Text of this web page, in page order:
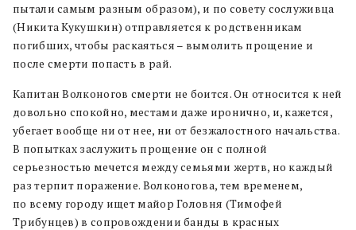
пытали самым разным образом), и по совету сослуживца
(Никита Кукушкин) отправляется к родственникам
погибших, чтобы раскаяться – вымолить прощение и
после смерти попасть в рай.
Капитан Волконогов смерти не боится. Он относится к ней
довольно спокойно, местами даже иронично, и, кажется,
убегает вообще ни от нее, ни от безжалостного начальства.
В попытках заслужить прощение он с полной
серьезностью мечется между семьями жертв, но каждый
раз терпит поражение. Волконогова, тем временем,
по всему городу ищет майор Головня (Тимофей
Трибунцев) в сопровождении банды в красных